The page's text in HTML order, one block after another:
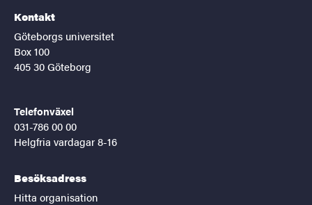
Kontakt
Göteborgs universitet
Box 100
405 30 Göteborg
Telefonväxel
031-786 00 00
Helgfria vardagar 8-16
Besöksadress
Hitta organisation